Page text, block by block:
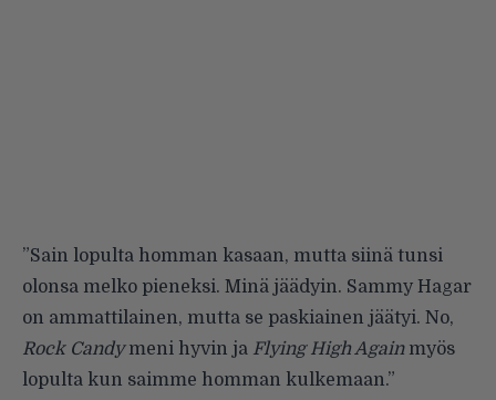
”Sain lopulta homman kasaan, mutta siinä tunsi
olonsa melko pieneksi. Minä jäädyin. Sammy Hagar
on ammattilainen, mutta se paskiainen jäätyi. No,
Rock Candymeni hyvin ja Flying High Againmyös
lopulta kun saimme homman kulkemaan.”